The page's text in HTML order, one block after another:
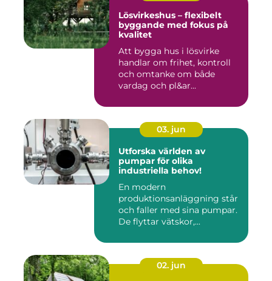
Lösvirkeshus – flexibelt
byggande med fokus på
kvalitet
Att bygga hus i lösvirke
handlar om frihet, kontroll
och omtanke om både
vardag och pl&ar...
03. jun
Utforska världen av
pumpar för olika
industriella behov!
En modern
produktionsanläggning står
och faller med sina pumpar.
De flyttar vätskor,...
02. jun